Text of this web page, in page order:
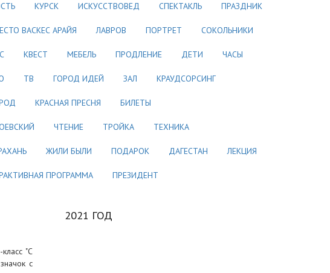
КУРСК ИСКУССТВОВЕД СПЕКТАКЛЬ ПРАЗДНИК
ВАСКЕС АРАЙЯ ЛАВРОВ ПОРТРЕТ СОКОЛЬНИКИ
КВЕСТ МЕБЕЛЬ ПРОДЛЕНИЕ ДЕТИ ЧАСЫ
ТВ ГОРОД ИДЕЙ ЗАЛ КРАУДСОРСИНГ
КРАСНАЯ ПРЕСНЯ БИЛЕТЫ
ЧТЕНИЕ ТРОЙКА ТЕХНИКА
ЖИЛИ БЫЛИ ПОДАРОК ДАГЕСТАН ЛЕКЦИЯ
ПРОГРАММА ПРЕЗИДЕНТ
"С
с
2021 ГОД